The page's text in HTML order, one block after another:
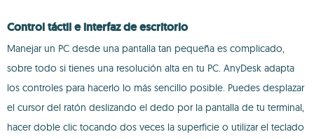
Control táctil e interfaz de escritorio
Manejar un PC desde una pantalla tan pequeña es complicado,
sobre todo si tienes una resolución alta en tu PC. AnyDesk adapta
los controles para hacerlo lo más sencillo posible. Puedes desplazar
el cursor del ratón deslizando el dedo por la pantalla de tu terminal,
hacer doble clic tocando dos veces la superficie o utilizar el teclado